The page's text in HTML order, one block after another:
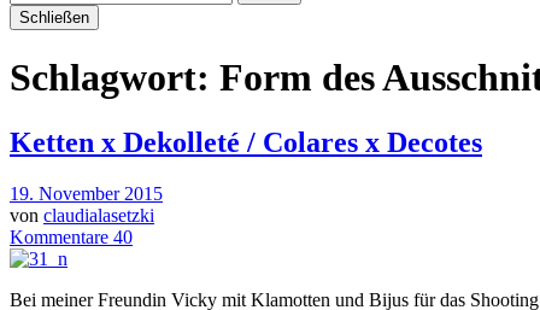
Schließen
Schlagwort: Form des
Ketten x Dekolleté / Colares x Decotes
19. November 2015
von claudialasetzki
Kommentare 40
Bei meiner Freundin Vicky mit Klamotten und Bijus für das